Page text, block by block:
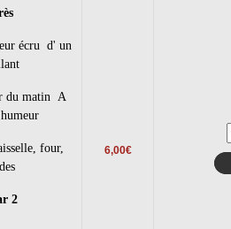
écru d' un
du matin A
four,
2
6,00€